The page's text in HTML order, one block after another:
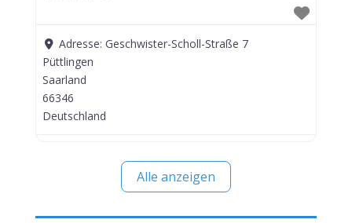
Adresse:Geschwister-Scholl-Straße 7
Püttlingen
Saarland
66346
Deutschland
Alle anzeigen